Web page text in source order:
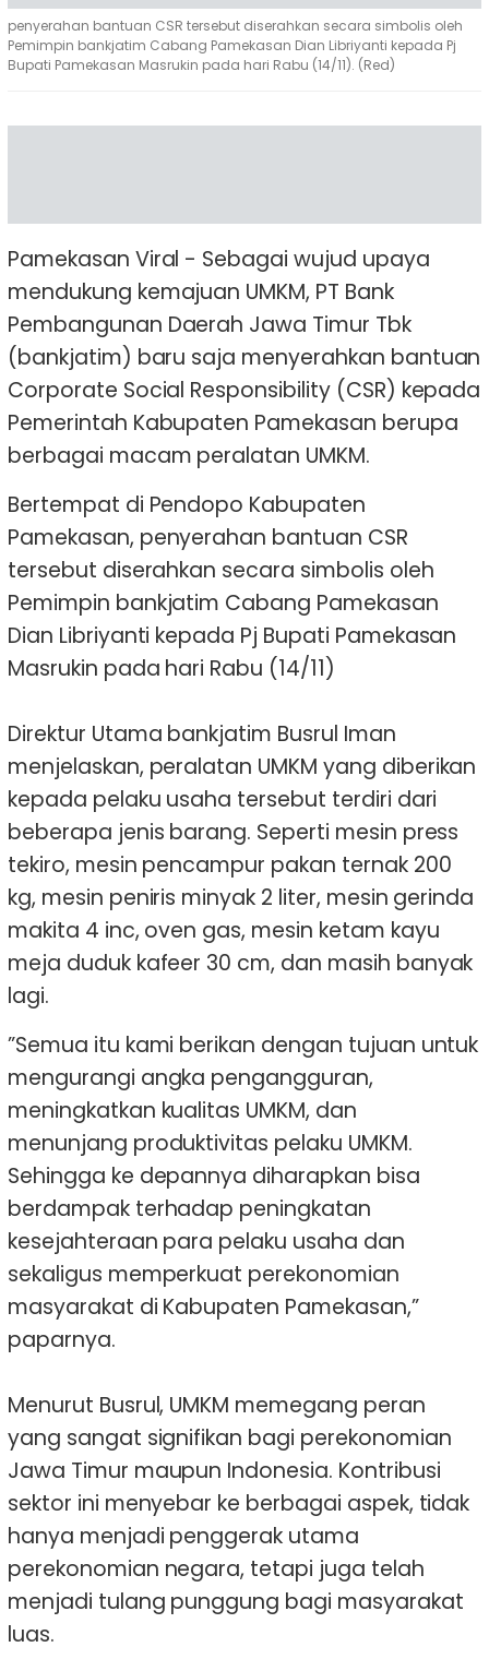
penyerahan bantuan CSR tersebut diserahkan secara simbolis oleh
Pemimpin bankjatim Cabang Pamekasan Dian Libriyanti kepada Pj
Bupati Pamekasan Masrukin pada hari Rabu (14/11). (Red)
Pamekasan Viral - Sebagai wujud upaya
mendukung kemajuan UMKM, PT Bank
Pembangunan Daerah Jawa Timur Tbk
(bankjatim) baru saja menyerahkan bantuan
Corporate Social Responsibility (CSR) kepada
Pemerintah Kabupaten Pamekasan berupa
berbagai macam peralatan UMKM.
Bertempat di Pendopo Kabupaten
Pamekasan, penyerahan bantuan CSR
tersebut diserahkan secara simbolis oleh
Pemimpin bankjatim Cabang Pamekasan
Dian Libriyanti kepada Pj Bupati Pamekasan
Masrukin pada hari Rabu (14/11)
Direktur Utama bankjatim Busrul Iman
menjelaskan, peralatan UMKM yang diberikan
kepada pelaku usaha tersebut terdiri dari
beberapa jenis barang. Seperti mesin press
tekiro, mesin pencampur pakan ternak 200
kg, mesin peniris minyak 2 liter, mesin gerinda
makita 4 inc, oven gas, mesin ketam kayu
meja duduk kafeer 30 cm, dan masih banyak
lagi.
”Semua itu kami berikan dengan tujuan untuk
mengurangi angka pengangguran,
meningkatkan kualitas UMKM, dan
menunjang produktivitas pelaku UMKM.
Sehingga ke depannya diharapkan bisa
berdampak terhadap peningkatan
kesejahteraan para pelaku usaha dan
sekaligus memperkuat perekonomian
masyarakat di Kabupaten Pamekasan,”
paparnya.
Menurut Busrul, UMKM memegang peran
yang sangat signifikan bagi perekonomian
Jawa Timur maupun Indonesia. Kontribusi
sektor ini menyebar ke berbagai aspek, tidak
hanya menjadi penggerak utama
perekonomian negara, tetapi juga telah
menjadi tulang punggung bagi masyarakat
luas.